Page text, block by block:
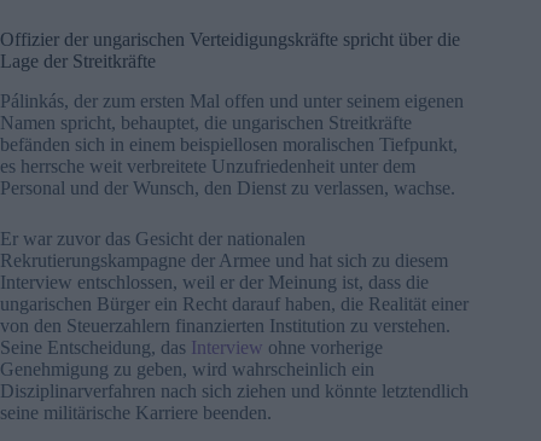
Offizier der ungarischen Verteidigungskräfte spricht über die
Lage der Streitkräfte
Pálinkás, der zum ersten Mal offen und unter seinem eigenen
Namen spricht, behauptet, die ungarischen Streitkräfte
befänden sich in einem beispiellosen moralischen Tiefpunkt,
es herrsche weit verbreitete Unzufriedenheit unter dem
Personal und der Wunsch, den Dienst zu verlassen, wachse.
Er war zuvor das Gesicht der nationalen
Rekrutierungskampagne der Armee und hat sich zu diesem
Interview entschlossen, weil er der Meinung ist, dass die
ungarischen Bürger ein Recht darauf haben, die Realität einer
von den Steuerzahlern finanzierten Institution zu verstehen.
Seine Entscheidung, das Interview ohne vorherige
Genehmigung zu geben, wird wahrscheinlich ein
Disziplinarverfahren nach sich ziehen und könnte letztendlich
seine militärische Karriere beenden.